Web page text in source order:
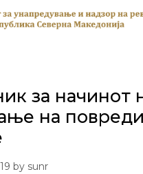
за начинот
на
by sunr